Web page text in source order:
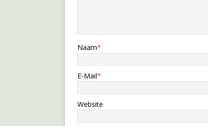
Naam*
E-Mail*
Website